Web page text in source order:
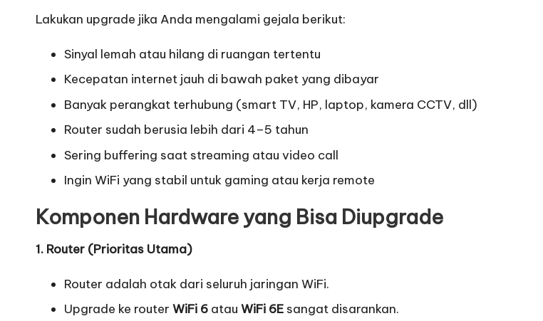
Lakukan upgrade jika Anda mengalami gejala berikut:
Sinyal lemah atau hilang di ruangan tertentu
Kecepatan internet jauh di bawah paket yang dibayar
Banyak perangkat terhubung (smart TV, HP, laptop, kamera CCTV, dll)
Router sudah berusia lebih dari 4–5 tahun
Sering buffering saat streaming atau video call
Ingin WiFi yang stabil untuk gaming atau kerja remote
Komponen Hardware yang Bisa Diupgrade
1. Router (Prioritas Utama)
Router adalah otak dari seluruh jaringan WiFi.
Upgrade ke router WiFi 6 atau WiFi 6E sangat disarankan.